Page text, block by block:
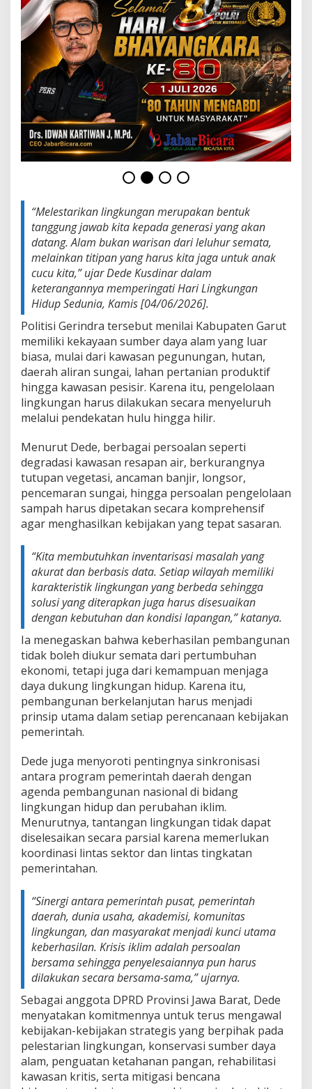
n
t
u
k
M
s
a
D
e
p
n
G
a
u
t
y
a
n
g
B
e
r
k
e
l
a
n
j
t
a
“Melestarikan lingkungan merupakan bentuk
tanggung jawab kita kepada generasi yang akan
datang. Alam bukan warisan dari leluhur semata,
melainkan titipan yang harus kita jaga untuk anak
cucu kita,” ujar Dede Kusdinar dalam
keterangannya memperingati Hari Lingkungan
Hidup Sedunia, Kamis [04/06/2026].
Politisi Gerindra tersebut menilai Kabupaten Garut
memiliki kekayaan sumber daya alam yang luar
biasa, mulai dari kawasan pegunungan, hutan,
daerah aliran sungai, lahan pertanian produktif
hingga kawasan pesisir. Karena itu, pengelolaan
lingkungan harus dilakukan secara menyeluruh
melalui pendekatan hulu hingga hilir.
Menurut Dede, berbagai persoalan seperti
degradasi kawasan resapan air, berkurangnya
tutupan vegetasi, ancaman banjir, longsor,
pencemaran sungai, hingga persoalan pengelolaan
sampah harus dipetakan secara komprehensif
agar menghasilkan kebijakan yang tepat sasaran.
“Kita membutuhkan inventarisasi masalah yang
akurat dan berbasis data. Setiap wilayah memiliki
karakteristik lingkungan yang berbeda sehingga
solusi yang diterapkan juga harus disesuaikan
dengan kebutuhan dan kondisi lapangan,” katanya.
Ia menegaskan bahwa keberhasilan pembangunan
tidak boleh diukur semata dari pertumbuhan
ekonomi, tetapi juga dari kemampuan menjaga
daya dukung lingkungan hidup. Karena itu,
pembangunan berkelanjutan harus menjadi
prinsip utama dalam setiap perencanaan kebijakan
pemerintah.
Dede juga menyoroti pentingnya sinkronisasi
antara program pemerintah daerah dengan
agenda pembangunan nasional di bidang
lingkungan hidup dan perubahan iklim.
Menurutnya, tantangan lingkungan tidak dapat
diselesaikan secara parsial karena memerlukan
koordinasi lintas sektor dan lintas tingkatan
pemerintahan.
“Sinergi antara pemerintah pusat, pemerintah
daerah, dunia usaha, akademisi, komunitas
lingkungan, dan masyarakat menjadi kunci utama
keberhasilan. Krisis iklim adalah persoalan
bersama sehingga penyelesaiannya pun harus
dilakukan secara bersama-sama,” ujarnya.
Sebagai anggota DPRD Provinsi Jawa Barat, Dede
menyatakan komitmennya untuk terus mengawal
kebijakan-kebijakan strategis yang berpihak pada
pelestarian lingkungan, konservasi sumber daya
alam, penguatan ketahanan pangan, rehabilitasi
kawasan kritis, serta mitigasi bencana